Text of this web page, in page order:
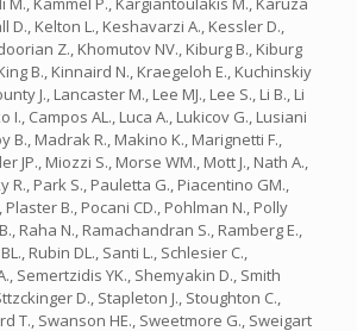
D., Kelton L., Keshavarzi A., Kessler D.,
Z., Khomutov NV., Kiburg B., Kiburg
B., Kinnaird N., Kraegeloh E., Kuchinskiy
J., Lancaster M., Lee MJ., Lee S., Li B., Li
I., Campos AL., Luca A., Lukicov G., Lusiani
B., Madrak R., Makino K., Marignetti F.,
JP., Miozzi S., Morse WM., Mott J., Nath A.,
R., Park S., Pauletta G., Piacentino GM.,
Plaster B., Pocani CD., Pohlman N., Polly
Raha N., Ramachandran S., Ramberg E.,
Rubin DL., Santi L., Schlesier C.,
Semertzidis YK., Shemyakin D., Smith
D., Stapleton J., Stoughton C.,
T., Swanson HE., Sweetmore G., Sweigart